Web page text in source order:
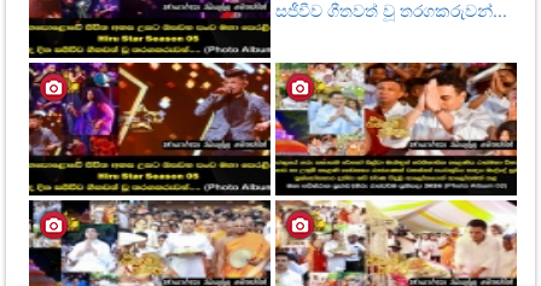
Recent Galleries